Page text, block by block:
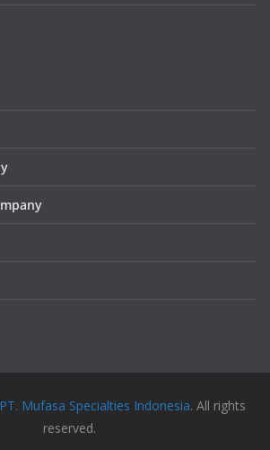
PT. Mufasa Specialties Indonesia. All rights
reserved.